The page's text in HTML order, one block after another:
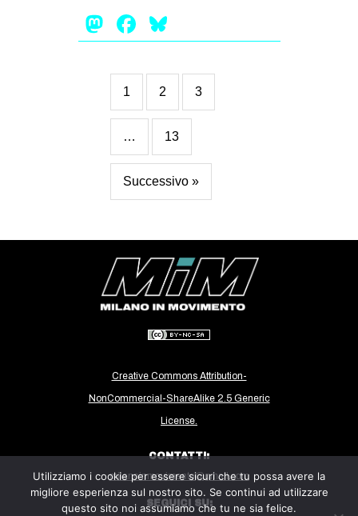
Mastodon
Facebook
1 2 3
… 13
Successivo »
Creative Commons Attribution-
NonCommercial-ShareAlike 2.5 Generic
License.
CONTATTI:
milanoinmovimento@gmail.com
SEGUICI SU:
Utilizziamo i cookie per essere sicuri che tu possa avere la
migliore esperienza sul nostro sito. Se continui ad utilizzare
questo sito noi assumiamo che tu ne sia felice.